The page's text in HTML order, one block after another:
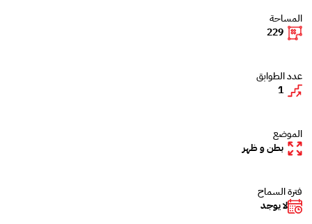
المساحة
229
عدد الطوابق
1
الموضع
بطن و ظهر
فترة السماح
لا يوجد